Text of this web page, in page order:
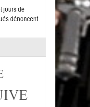
jours de
dénoncent